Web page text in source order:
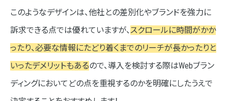
このようなデザインは、他社との差別化やブランドを強力に
訴求できる点では優れていますが、スクロールに時間がかか
ったり、必要な情報にたどり着くまでのリーチが長かったりと
いったデメリットもあるので、導入を検討する際はWebブラン
ディングにおいてどの点を重視するのかを明確にしたうえで